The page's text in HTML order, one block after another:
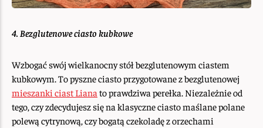
4. Bezglutenowe ciasto kubkowe
Wzbogać swój wielkanocny stół bezglutenowym ciastem
kubkowym. To pyszne ciasto przygotowane z bezglutenowej
mieszanki ciast Liana to prawdziwa perełka. Niezależnie od
tego, czy zdecydujesz się na klasyczne ciasto maślane polane
polewą cytrynową, czy bogatą czekoladę z orzechami